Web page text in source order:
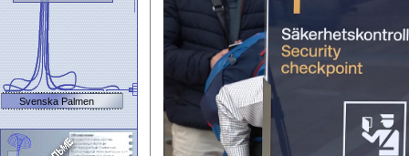
Svenska Palmen